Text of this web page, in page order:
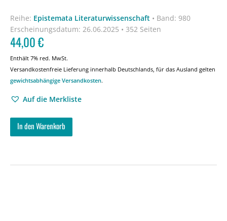
Reihe: Epistemata Literaturwissenschaft • Band: 980
Erscheinungsdatum: 26.06.2025 • 352 Seiten
44,00€
Enthält 7% red. MwSt.
Versandkostenfreie Lieferung innerhalb Deutschlands, für das Ausland gelten
gewichtsabhängige Versandkosten.
Auf die Merkliste
In den Warenkorb